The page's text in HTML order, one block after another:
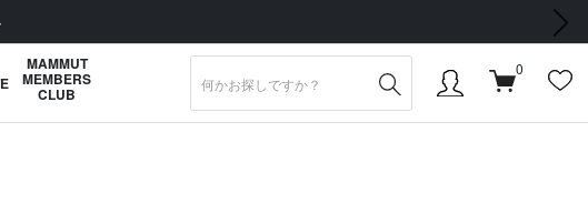
次の画像
MAMMUT
MEMBERS
CLUB
0